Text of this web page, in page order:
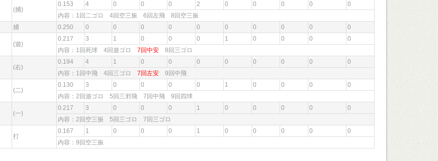
(捕)
0.153 4 0 0 0 2 0 0 0 0
0
内容：1回二ゴロ 4回空三振 6回左飛 8回空三振
捕 0.250 0 0 0 0 0 0 0 0 0 0
(遊)
0.217 3 1 0 0 0 1 0 0 0
0
内容：1回死球 4回遊ゴロ 7回中安 8回三ゴロ
(右)
0.194 4 1 0 0 0 0 0 0 0
0
内容：1回中飛 4回三ゴロ 7回左安 9回中飛
(二)
0.130 3 0 0 0 0 1 0 0 0
0
内容：2回遊ゴロ 5回三邪飛 7回中飛 9回四球
(一)
0.217 3 0 0 0 1 0 0 0 0
0
内容：2回空三振 5回三ゴロ 7回三ゴロ
打
0.167 1 0 0 0 1 0 0 0 0
0
内容：9回空三振